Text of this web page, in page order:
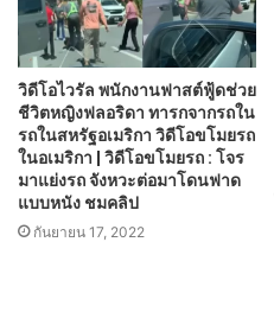
วิดีโอไวรัล พนักงานฟาสต์ฟู้ดช่วย
ชีวิตหญิงฟลอริดา ทารกจากรถใน
รถในสหรัฐอเมริกา วิดีโอขโมยรถ
ในอเมริกา | วิดีโอขโมยรถ : โจร
มาแย่งรถ จังหวะต่อมาโดนฟาด
แบบหนัง ชมคลิป
กันยายน 17, 2022